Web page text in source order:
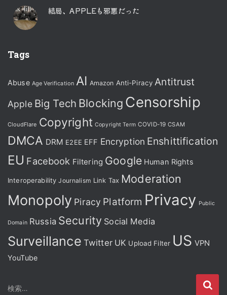
結局、APPLEも邪悪だった
Tags
Abuse Age Verification AI Amazon Anti-Piracy Antitrust
Apple Big Tech Blocking Censorship
CloudFlare Copyright Copyright Term COVID-19 CSAM
DMCA DRM E2EE EFF Encryption Enshittification
EU Facebook Filtering Google Human Rights
Interoperability Journalism Link Tax Moderation
Monopoly Piracy Platform Privacy Public
Domain Russia Security Social Media
Surveillance Twitter UK Upload Filter US VPN
YouTube
検
検索…